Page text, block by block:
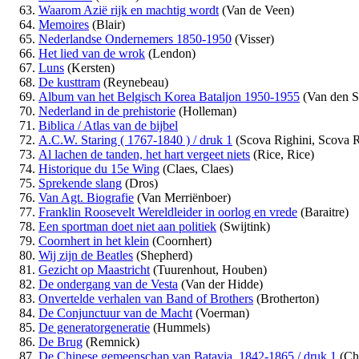
Waarom Azië rijk en machtig wordt (Van de Veen)
Memoires (Blair)
Nederlandse Ondernemers 1850-1950 (Visser)
Het lied van de wrok (Lendon)
Luns (Kersten)
De kusttram (Reynebeau)
Album van het Belgisch Korea Bataljon 1950-1955 (Van den
Nederland in de prehistorie (Holleman)
Biblica / Atlas van de bijbel
A.C.W. Staring ( 1767-1840 ) / druk 1 (Scova Righini, Scova
Al lachen de tanden, het hart vergeet niets (Rice, Rice)
Historique du 15e Wing (Claes, Claes)
Sprekende slang (Dros)
Van Agt. Biografie (Van Merriënboer)
Franklin Roosevelt Wereldleider in oorlog en vrede (Baraitre)
Een sportman doet niet aan politiek (Swijtink)
Coornhert in het klein (Coornhert)
Wij zijn de Beatles (Shepherd)
Gezicht op Maastricht (Tuurenhout, Houben)
De ondergang van de Vesta (Van der Hidde)
Onvertelde verhalen van Band of Brothers (Brotherton)
De Conjunctuur van de Macht (Voerman)
De generatorgeneratie (Hummels)
De Brug (Remnick)
De Chinese gemeenschap van Batavia, 1842-1865 / druk 1